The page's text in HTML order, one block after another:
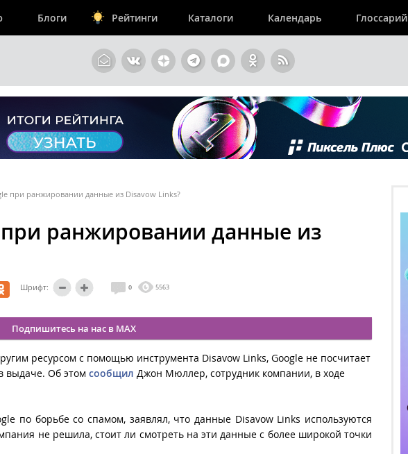
Блоги Рейтинги Каталоги Календарь Глоссарий
при ранжировании данные из Disavow Links?
ранжировании данные из
Шрифт: 0 5563
Подпишитесь на нас в MAX
ресурсом с помощью инструмента Disavow Links, Google не посчитает
выдаче. Об этом сообщил Джон Мюллер, сотрудник компании, в ходе
по борьбе со спамом, заявлял, что данные Disavow Links используются
не решила, стоит ли смотреть на эти данные с более широкой точки